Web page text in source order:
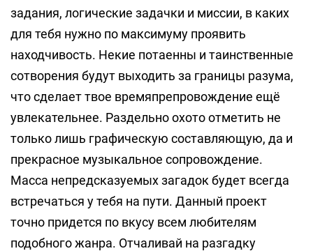
задания, логические задачки и миссии, в каких
для тебя нужно по максимуму проявить
находчивость. Некие потаенны и таинственные
сотворения будут выходить за границы разума,
что сделает твое времяпрепровождение ещё
увлекательнее. Раздельно охото отметить не
только лишь графическую составляющую, да и
прекрасное музыкальное сопровождение.
Масса непредсказуемых загадок будет всегда
встречаться у тебя на пути. Данный проект
точно придется по вкусу всем любителям
подобного жанра. Отчаливай на разгадку